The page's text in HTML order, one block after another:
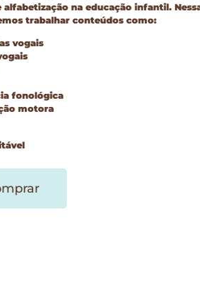
alfabetização na educação infantil.
trabalhar conteúdos como:
vogais
fonológica
motora